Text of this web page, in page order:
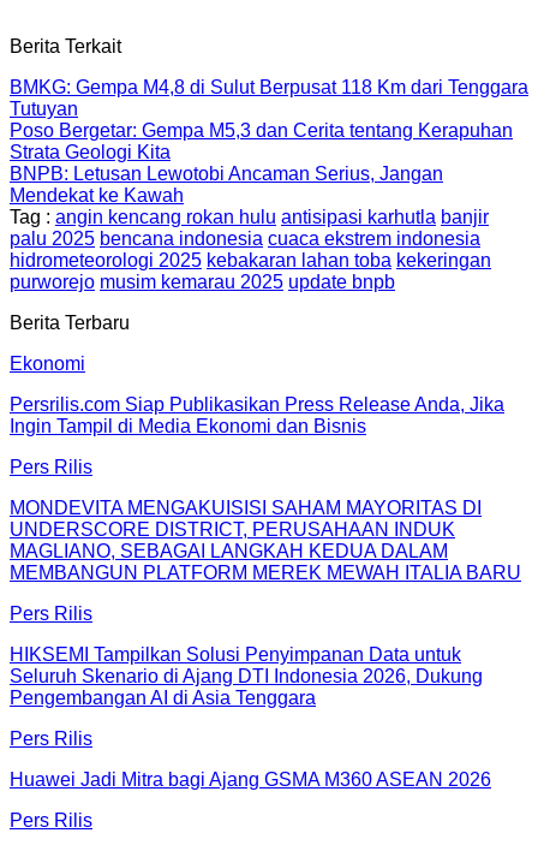
Berita Terkait
BMKG: Gempa M4,8 di Sulut Berpusat 118 Km dari Tenggara
Tutuyan
Poso Bergetar: Gempa M5,3 dan Cerita tentang Kerapuhan
Strata Geologi Kita
BNPB: Letusan Lewotobi Ancaman Serius, Jangan
Mendekat ke Kawah
Tag : angin kencang rokan hulu antisipasi karhutla banjir
palu 2025 bencana indonesia cuaca ekstrem indonesia
hidrometeorologi 2025 kebakaran lahan toba kekeringan
purworejo musim kemarau 2025 update bnpb
Berita Terbaru
Ekonomi
Persrilis.com Siap Publikasikan Press Release Anda, Jika
Ingin Tampil di Media Ekonomi dan Bisnis
Pers Rilis
MONDEVITA MENGAKUISISI SAHAM MAYORITAS DI
UNDERSCORE DISTRICT, PERUSAHAAN INDUK
MAGLIANO, SEBAGAI LANGKAH KEDUA DALAM
MEMBANGUN PLATFORM MEREK MEWAH ITALIA BARU
Pers Rilis
HIKSEMI Tampilkan Solusi Penyimpanan Data untuk
Seluruh Skenario di Ajang DTI Indonesia 2026, Dukung
Pengembangan AI di Asia Tenggara
Pers Rilis
Huawei Jadi Mitra bagi Ajang GSMA M360 ASEAN 2026
Pers Rilis